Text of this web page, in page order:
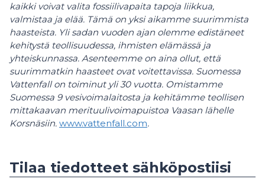
kaikki voivat valita fossiilivapaita tapoja liikkua,
valmistaa ja elää. Tämä on yksi aikamme suurimmista
haasteista. Yli sadan vuoden ajan olemme edistäneet
kehitystä teollisuudessa, ihmisten elämässä ja
yhteiskunnassa. Asenteemme on aina ollut, että
suurimmatkin haasteet ovat voitettavissa. Suomessa
Vattenfall on toiminut yli 30 vuotta. Omistamme
Suomessa 9 vesivoimalaitosta ja kehitämme teollisen
mittakaavan merituulivoimapuistoa Vaasan lähelle
Korsnäsiin. www.vattenfall.com.
Tilaa tiedotteet sähköpostiisi